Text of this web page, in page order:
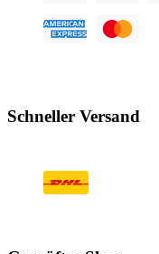
Schneller Versand